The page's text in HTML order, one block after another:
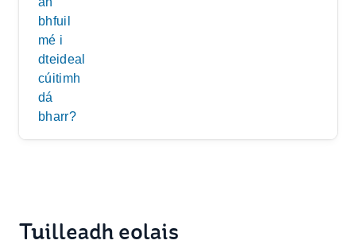
bhfuil
mé i
dteideal
cúitimh
dá
bharr?
Tuilleadh eolais